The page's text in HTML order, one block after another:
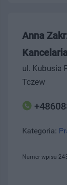
Anna
ul. Kubusia
Tczew
Kategoria:
Numer wpisu